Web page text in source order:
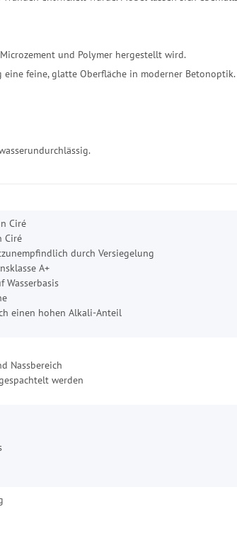
und Polymer hergestellt wird.
feine, glatte Oberfläche in moderner Betonoptik.
Ciré
Ciré
durch Versiegelung
A+
Wasserbasis
einen hohen Alkali-Anteil
Nassbereich
werden